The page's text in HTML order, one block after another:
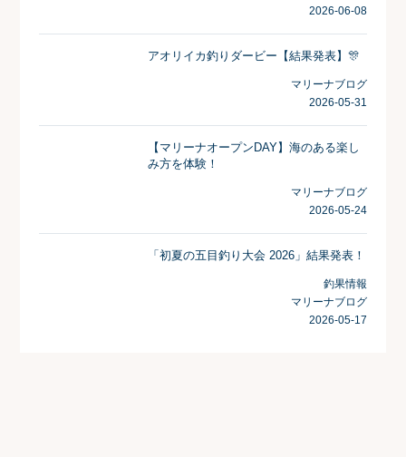
2026-06-08
アオリイカ釣りダービー【結果発表】🎊
マリーナブログ
2026-05-31
【マリーナオープンDAY】海のある楽し
み方を体験！
マリーナブログ
2026-05-24
「初夏の五目釣り大会 2026」結果発表！
釣果情報
マリーナブログ
2026-05-17